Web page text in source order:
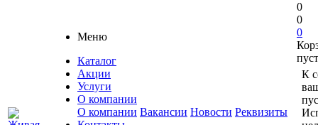
Меню
Каталог
Акции
Услуги
О компании
О компании Вакансии Новости Реквизиты
0
0
0
К